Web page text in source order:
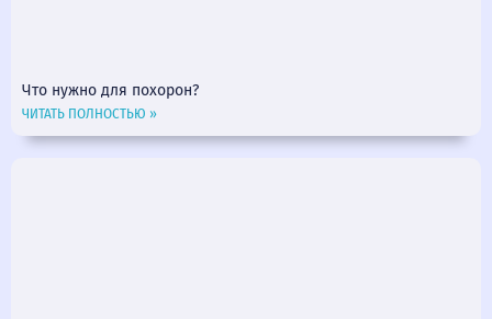
Что нужно для похорон?
ЧИТАТЬ ПОЛНОСТЬЮ »